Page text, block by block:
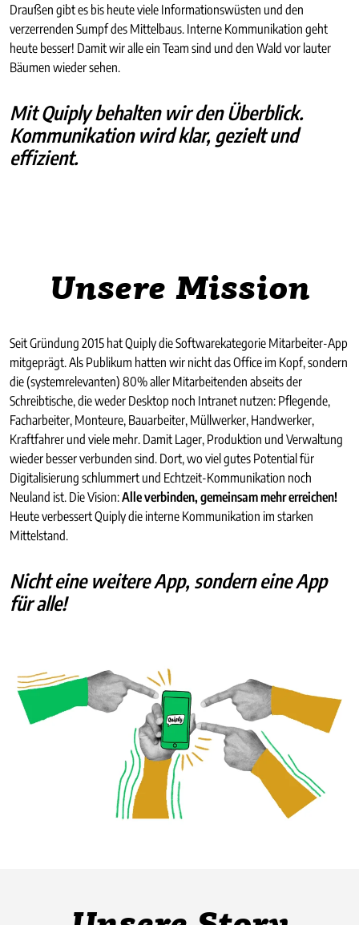
Draußen gibt es bis heute viele Informationswüsten und den
verzerrenden Sumpf des Mittelbaus. Interne Kommunikation geht
heute besser! Damit wir alle ein Team sind und den Wald vor lauter
Bäumen wieder sehen.
Mit Quiply behalten wir den Überblick.
Kommunikation wird klar, gezielt und
effizient.
Unsere Mission
Seit Gründung 2015 hat Quiply die Softwarekategorie Mitarbeiter-App
mitgeprägt. Als Publikum hatten wir nicht das Office im Kopf, sondern
die (systemrelevanten) 80% aller Mitarbeitenden abseits der
Schreibtische, die weder Desktop noch Intranet nutzen: Pflegende,
Facharbeiter, Monteure, Bauarbeiter, Müllwerker, Handwerker,
Kraftfahrer und viele mehr. Damit Lager, Produktion und Verwaltung
wieder besser verbunden sind. Dort, wo viel gutes Potential für
Digitalisierung schlummert und Echtzeit-Kommunikation noch
Neuland ist. Die Vision:Alle verbinden, gemeinsam mehr erreichen!
Heute verbessert Quiply die interne Kommunikation im starken
Mittelstand.
Nicht eine weitere App, sondern eine App
für alle!